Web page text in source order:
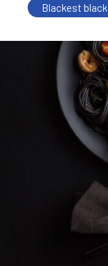
Blackest black